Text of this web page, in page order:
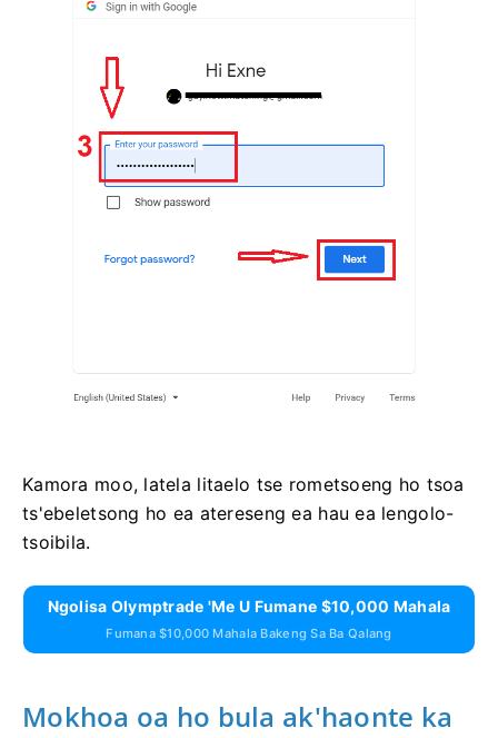
Kamora moo, latela litaelo tse rometsoeng ho tsoa
ts'ebeletsong ho ea atereseng ea hau ea lengolo-
tsoibila.
Ngolisa Olymptrade 'me U Fumane $10,000 Mahala
Fumana $10,000 Mahala Bakeng Sa Ba Qalang
Mokhoa oa ho bula ak'haonte ka